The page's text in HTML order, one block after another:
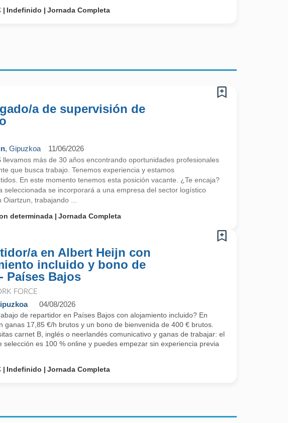
Indefinido Jornada Completa
a de supervisión de
, Gipuzkoa 11/06/2026
llevamos más de 30 años encontrando oportunidades profesionales
que busca trabajo. Tenemos experiencia y estamos
En este momento tenemos esta posición vacante. ¿Te encaja?
seleccionada se incorporará a una empresa del sector logístico
Oiartzun, trabajando ...
determinada
Jornada Completa
a en Albert Heijn con
incluido y bono de
Países Bajos
FORCE
04/08/2026
de repartidor en Países Bajos con alojamiento incluido? En
ganas 17,85 €/h brutos y un bono de bienvenida de 400 € brutos.
carnet B, inglés o neerlandés comunicativo y ganas de trabajar: el
selección es 100 % online y puedes empezar sin experiencia previa
Indefinido Jornada Completa